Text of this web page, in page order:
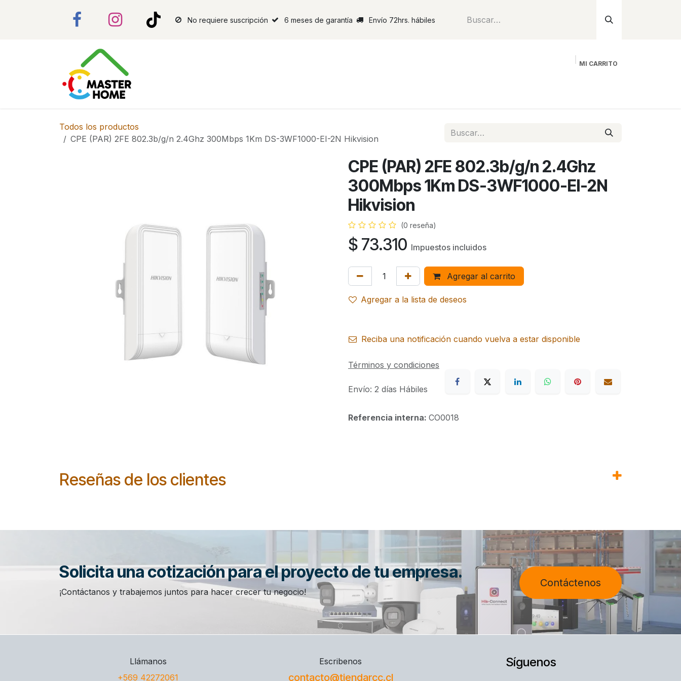
No requiere suscripción 6 meses de garantía Envío 72hrs. hábiles
MI CARRITO
Todos los productos
CPE (PAR) 2FE 802.3b/g/n 2.4Ghz 300Mbps 1Km DS-3WF1000-EI-2N Hikvision
CPE (PAR) 2FE 802.3b/g/n 2.4Ghz
300Mbps 1Km DS-3WF1000-EI-2N
Hikvision
(0 reseña)
$ 73.310 Impuestos incluidos
Agregar al carrito
Agregar a la lista de deseos
Reciba una notificación cuando vuelva a estar disponible
Términos y condiciones
Envío: 2 días Hábiles
Referencia interna: CO0018
Reseñas de los clientes
Solicita una cotización para el proyecto de tu empresa.
¡Contáctanos y trabajemos juntos para hacer crecer tu negocio!
Contáctenos
Llámanos
+569 42272061
Escribenos
contacto@tiendarcc.cl
Síguenos